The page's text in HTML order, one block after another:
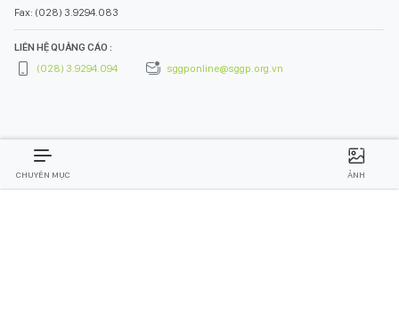
Fax: (028) 3.9294.083
LIÊN HỆ QUẢNG CÁO :
(028) 3.9294.094
sggponline@sggp.org.vn
CHUYÊN MỤC ẢNH